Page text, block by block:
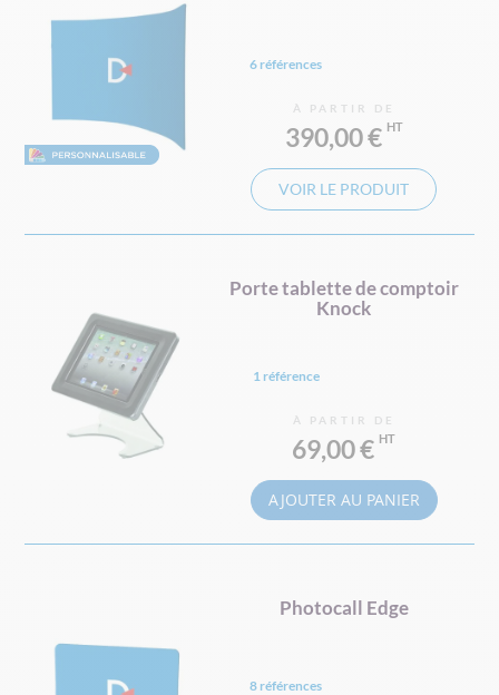
6 références
À PARTIR DE
390,00 €
VOIR LE PRODUIT
Porte tablette de comptoir
Knock
1 référence
À PARTIR DE
69,00 €
AJOUTER AU PANIER
Photocall Edge
8 références